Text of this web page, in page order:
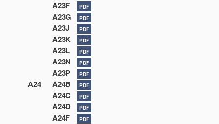
A23F PDF
A23G PDF
A23J PDF
A23K PDF
A23L PDF
A23N PDF
A23P PDF
A24 A24B PDF
A24C PDF
A24D PDF
A24F PDF